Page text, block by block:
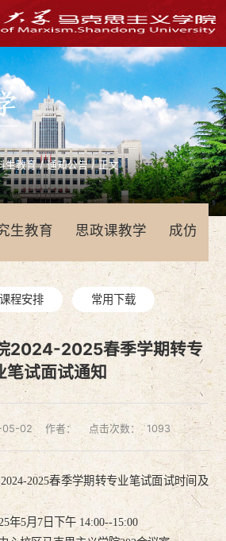
生教育/通知公告/正文
生教育 思政课教学 成仿吾
课程安排 常用下载
2024-2025春季学期转专
笔试面试通知
05-02 作者： 点击次数： 1093
2024-2025春季学期转专业笔试面试时间及
年5月7日下午 14:00--15:00